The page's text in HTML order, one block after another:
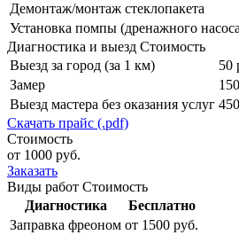
Демонтаж/монтаж стеклопакета
Установка помпы (дренажного
Диагностика и выезд Стоимость
Выезд за город (за 1 км)
50
Замер
Выезд мастера без оказания услуг
Скачать прайс (.pdf)
Стоимость
от 1000 руб.
Заказать
Виды работ Стоимость
Диагностика
Бесплатно
Заправка фреоном от 1500 руб.